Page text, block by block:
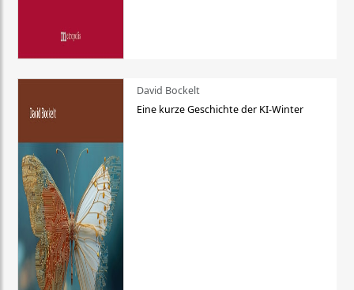
David Bockelt
Eine kurze Geschichte der KI-Winter